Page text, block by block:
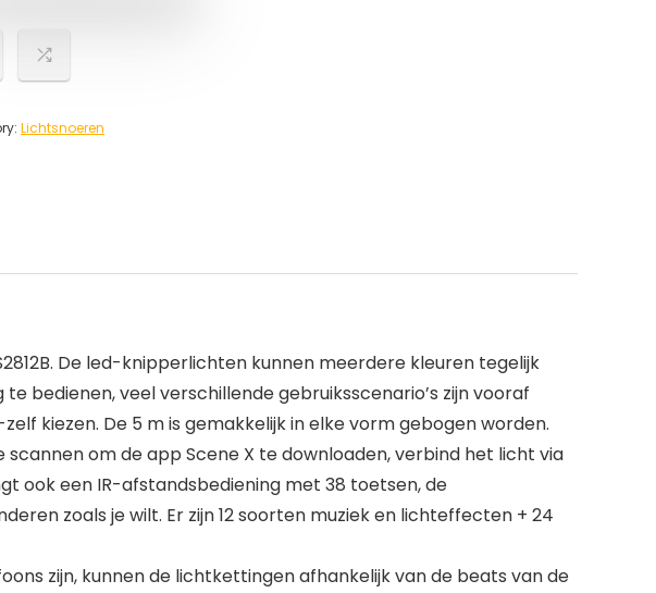
Lichtsnoeren
De led-knipperlichten kunnen meerdere kleuren tegelijk
bedienen, veel verschillende gebruiksscenario’s zijn vooraf
kiezen. De 5 m is gemakkelijk in elke vorm gebogen worden.
om de app Scene X te downloaden, verbind het licht via
ook een IR-afstandsbediening met 38 toetsen, de
zoals je wilt. Er zijn 12 soorten muziek en lichteffecten + 24
zijn, kunnen de lichtkettingen afhankelijk van de beats van de